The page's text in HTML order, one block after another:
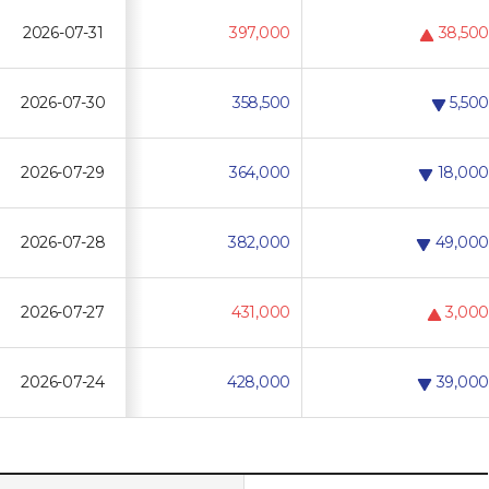
2026-07-31 397,000 38,500
2026-07-30 358,500 5,500
2026-07-29 364,000 18,000
2026-07-28 382,000 49,000
2026-07-27 431,000 3,000
2026-07-24 428,000 39,000